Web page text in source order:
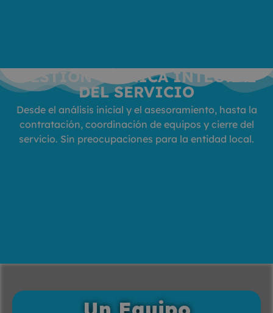
GESTIÓN TÉCNICA INTEGRAL
DEL SERVICIO
Desde el análisis inicial y el asesoramiento, hasta la
contratación, coordinación de equipos y cierre del
servicio. Sin preocupaciones para la entidad local.